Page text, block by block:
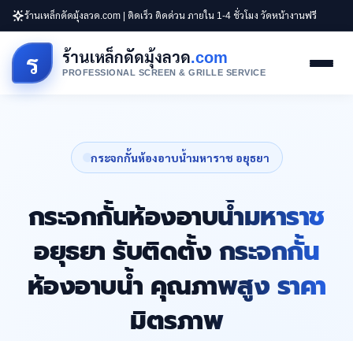
ร้านเหล็กดัดมุ้งลวด.com | ติดเร็ว ติดด่วน ภายใน 1-4 ชั่วโมง วัดหน้างานฟรี
ร ร้านเหล็กดัดมุ้งลวด.com
PROFESSIONAL SCREEN & GRILLE SERVICE
กระจกกั้นห้องอาบน้ำมหาราช อยุธยา
กระจกกั้นห้องอาบน้ำมหาราช
อยุธยา รับติดตั้ง กระจกกั้น
ห้องอาบน้ำ คุณภาพสูง ราคา
มิตรภาพ